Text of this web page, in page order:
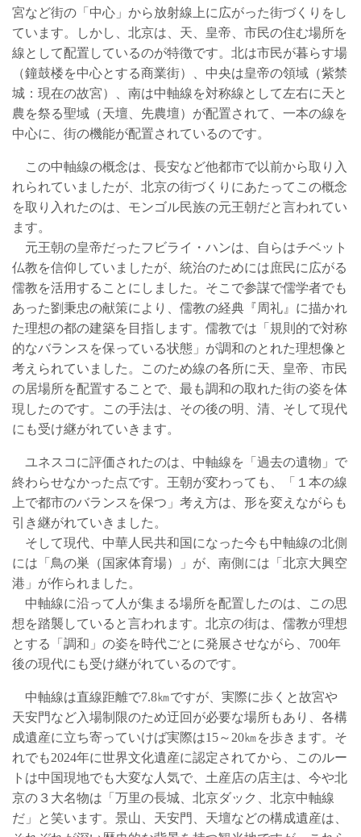
宮など街の「中心」から放射線上に広がった街づくりをし
ています。しかし、北京は、天、皇帝、市民の住む場所を
線として配置しているのが特徴です。北は市民が暮らす場
（鐘鼓楼を中心とする商業街）、中央は皇帝の領域（紫禁
城：現在の故宮）、南は中軸線を対称線として左右に天と
農を祭る聖域（天壇、先農壇）が配置されて、一本の線を
中心に、街の機能が配置されているのです。
この中軸線の概念は、長安など他都市で以前から取り入
れられていましたが、北京の街づくりにあたってこの概念
を取り入れたのは、モンゴル民族の元王朝だと言われてい
ます。
元王朝の皇帝だったフビライ・ハンは、自らはチベット
仏教を信仰していましたが、統治のためには庶民に広がる
儒教を活用することにしました。そこで参謀で儒学者でも
あった劉秉忠の献策により、儒教の経典『周礼』に描かれ
た理想の都の建築を目指します。儒教では「規則的で対称
的なバランスを保っている状態」が調和のとれた理想像と
考えられていました。このため線の各所に天、皇帝、市民
の居場所を配置することで、最も調和の取れた街の姿を体
現したのです。この手法は、その後の明、清、そして現代
にも受け継がれていきます。
ユネスコに評価されたのは、中軸線を「過去の遺物」で
終わらせなかった点です。王朝が変わっても、「１本の線
上で都市のバランスを保つ」考え方は、形を変えながらも
引き継がれていきました。
そして現代、中華人民共和国になった今も中軸線の北側
には「鳥の巣（国家体育場）」が、南側には「北京大興空
港」が作られました。
中軸線に沿って人が集まる場所を配置したのは、この思
想を踏襲していると言われます。北京の街は、儒教が理想
とする「調和」の姿を時代ごとに発展させながら、700年
後の現代にも受け継がれているのです。
中軸線は直線距離で7.8㎞ですが、実際に歩くと故宮や
天安門など入場制限のため迂回が必要な場所もあり、各構
成遺産に立ち寄っていけば実際は15～20㎞を歩きます。そ
れでも2024年に世界文化遺産に認定されてから、このルー
トは中国現地でも大変な人気で、土産店の店主は、今や北
京の３大名物は「万里の長城、北京ダック、北京中軸線
だ」と笑います。景山、天安門、天壇などの構成遺産は、